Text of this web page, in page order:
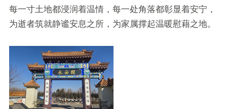
每一寸土地都浸润着温情，每一处角落都彰显着安宁，
为逝者筑就静谧安息之所，为家属撑起温暖慰藉之地。